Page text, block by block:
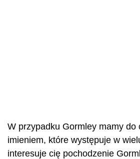
W przypadku Gormley mamy do
imieniem, które występuje w
interesuje cię pochodzenie